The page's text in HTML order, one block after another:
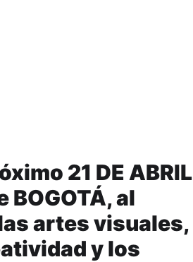
21 DE ABRIL
BOGOTÁ, al
artes visuales,
y los